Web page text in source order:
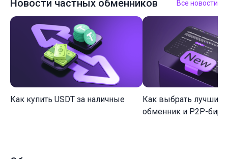
Новости частных обменников Все новости
Как купить USDT за наличные
Как выбрать лучший
обменник и P2P-